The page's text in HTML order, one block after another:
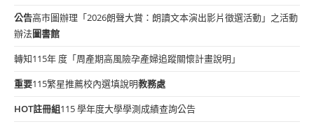
公告高市圖辦理「2026朗聲大賞：朗讀文本演出影片徵選活動」之活動
辦法圖書館
轉知115年 度「周產期高風險孕產婦追蹤關懷計畫說明」
重要115繁星推薦校內選填說明教務處
HOT註冊組115 學年度大學學測成績查詢公告